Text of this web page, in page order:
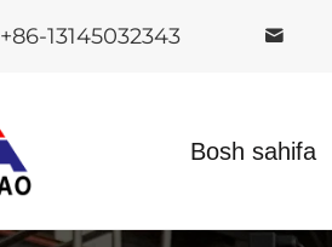
+86-13145032343
Bosh sahifa